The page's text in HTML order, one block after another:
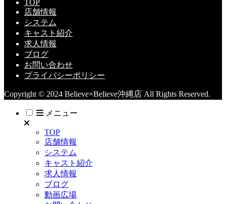
TOP
店舗情報
システム
キャスト紹介
求人情報
ブログ
お問い合わせ
プライバシーポリシー
Copyright © 2024 Believe×Believe沖縄店 All Rights Reserved.
メニュー
TOP
店舗情報
システム
キャスト紹介
求人情報
ブログ
動画広場